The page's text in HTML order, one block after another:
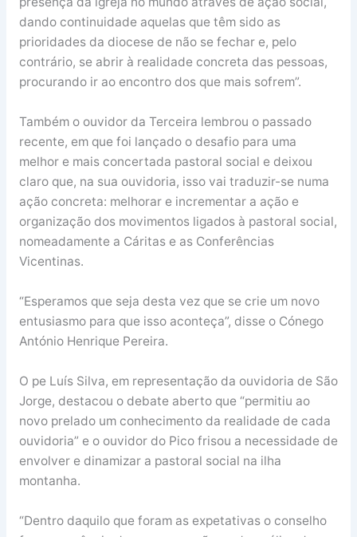
dando continuidade aquelas que têm sido as
prioridades da diocese de não se fechar e, pelo
contrário, se abrir à realidade concreta das pessoas,
procurando ir ao encontro dos que mais sofrem”.
Também o ouvidor da Terceira lembrou o passado
recente, em que foi lançado o desafio para uma
melhor e mais concertada pastoral social e deixou
claro que, na sua ouvidoria, isso vai traduzir-se numa
ação concreta: melhorar e incrementar a ação e
organização dos movimentos ligados à pastoral social,
nomeadamente a Cáritas e as Conferências
Vicentinas.
“Esperamos que seja desta vez que se crie um novo
entusiasmo para que isso aconteça”, disse o Cónego
António Henrique Pereira.
O pe Luís Silva, em representação da ouvidoria de São
Jorge, destacou o debate aberto que “permitiu ao
novo prelado um conhecimento da realidade de cada
ouvidoria” e o ouvidor do Pico frisou a necessidade de
envolver e dinamizar a pastoral social na ilha
montanha.
“Dentro daquilo que foram as expetativas o conselho